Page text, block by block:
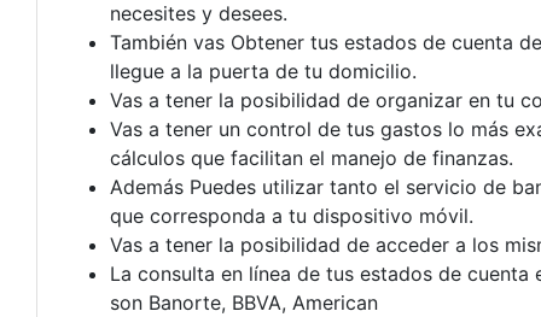
necesites y desees.
También vas Obtener tus estados de cuenta
llegue a la puerta de tu domicilio.
Vas a tener la posibilidad de organizar en tu
Vas a tener un control de tus gastos lo más
cálculos que facilitan el manejo de finanzas.
Además Puedes utilizar tanto el servicio de
que corresponda a tu dispositivo móvil.
Vas a tener la posibilidad de acceder a los
La consulta en línea de tus estados de
son Banorte, BBVA, American